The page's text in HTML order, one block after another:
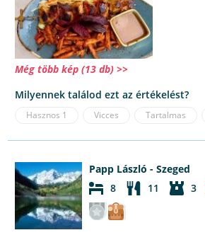
Még több kép (13 db) >>
Milyennek találod ezt az értékelést?
Hasznos 1 Vicces Tartalmas
Papp László - Szeged
8
11 3